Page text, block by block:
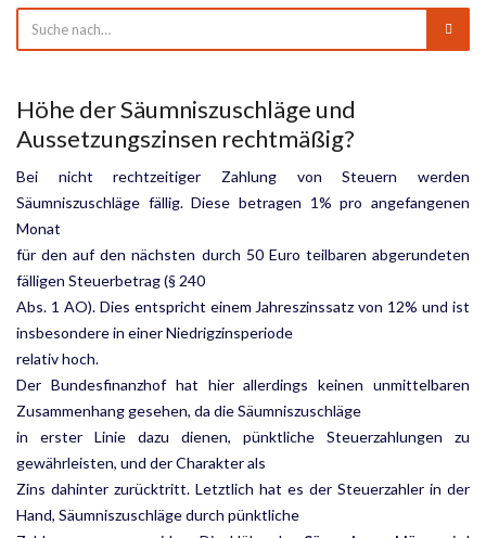
Höhe der Säumniszuschläge und
Aussetzungszinsen rechtmäßig?
Bei nicht rechtzeitiger Zahlung von Steuern werden
Säumniszuschläge fällig. Diese betragen 1% pro angefangenen
Monat
für den auf den nächsten durch 50 Euro teilbaren abgerundeten
fälligen Steuerbetrag (§ 240
Abs. 1 AO). Dies entspricht einem Jahreszinssatz von 12% und ist
insbesondere in einer Niedrigzinsperiode
relativ hoch.
Der Bundesfinanzhof hat hier allerdings keinen unmittelbaren
Zusammenhang gesehen, da die Säumniszuschläge
in erster Linie dazu dienen, pünktliche Steuerzahlungen zu
gewährleisten, und der Charakter als
Zins dahinter zurücktritt. Letztlich hat es der Steuerzahler in der
Hand, Säumniszuschläge durch pünktliche